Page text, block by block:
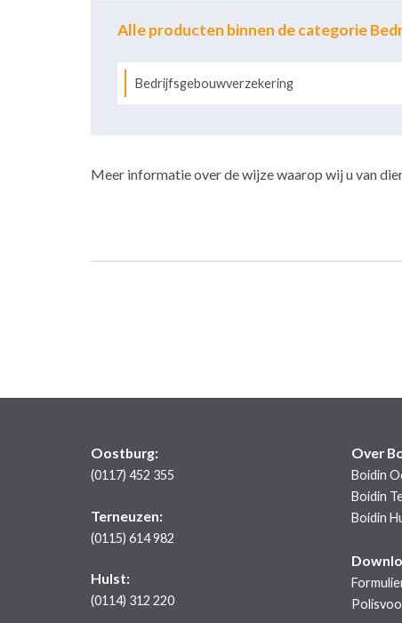
Alle producten binnen de categorie
Bedrijfsgebouwverzekering
Meer informatie over de wijze waarop wij u van
Oostburg:
(0117) 452 355
Terneuzen:
(0115) 614 982
Hulst:
(0114) 312 220
Over
Boidin
Boidin
Boidin